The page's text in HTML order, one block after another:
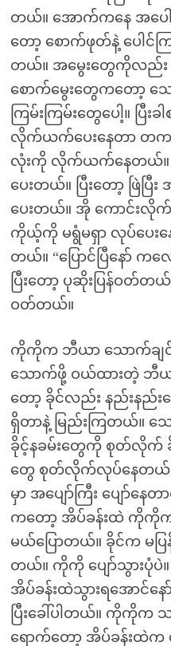
တယ်။ အောက်ကနေ အပေါ်
တော့ စောက်ဖုတ်နဲ့ ပေါ
တယ်။ အမွေးတွေကိုလည်း
စောက်မွေးတွေကတော့ သေ
ကြမ်းကြမ်းတွေပေါ့။ ပြီ
လိုက်ယက်ပေးနေတာ တက
လုံးကို လိုက်ယက်နေတယ်။
ပေးတယ်။ ပြီးတော့ ဖြဲ
ပေးတယ်။ အို ကောင်းလို
ကိုယ့်ကို မရွံမရှာ လုပ်ပေးန
တယ်။ “ပြောင်ပြီနော်
ပြီးတော့ ပုဆိုးပြန်ဝတ်
ဝတ်တယ်။
ကိုကိုက ဘီယာ သောက်ချင်တ
သောက်ဖို့ ဝယ်ထားတဲ့ ဘီယ
တော့ ခိုင်လည်း နည်းနည်
ရှိတာနဲ့ မြည်းကြတယ်။
ခိုင့်နခမ်းတွေကို စုတ်လို
တွေ စုတ်လိုက်လုပ်နေတယ်
မှာ အပျော်ကြီး ပျော်နေတ
ကတော့ အိပ်ခန်းထဲ ကိုကိုက
မယ်ပြောတယ်။ ခိုင်က မပ
တယ်။ ကိုကို ပျော်သွားပုံ
အိပ်ခန်းထဲသွားရအောင်နေ
ပြီးခေါ်ပါတယ်။ ကိုကိုက
ရောက်တော့ အိပ်ခန်းထဲ